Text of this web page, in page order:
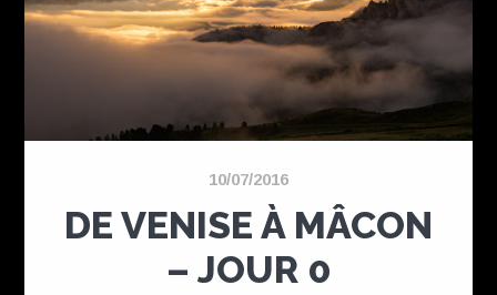
10/07/2016
DE VENISE À MÂCON
– JOUR 0